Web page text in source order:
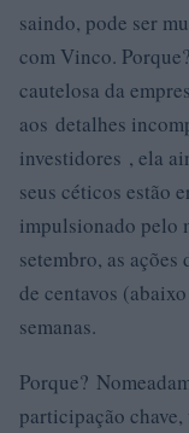
saindo, pode ser
com Vinco.
cautelosa da
aos detalhes
investidores , ela
seus céticos estão
impulsionado pelo
setembro, as
de centavos
semanas.
Porque?
participação